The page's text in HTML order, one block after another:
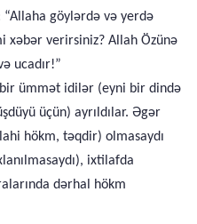
göylərdə və yerdə
xəbər verirsiniz? Allah Özünə
ucadır!”
ümmət idilər (eyni bir dində
üçün) ayrıldılar. Əgər
hökm, təqdir) olmasaydı
ixtilafda
dərhal hökm